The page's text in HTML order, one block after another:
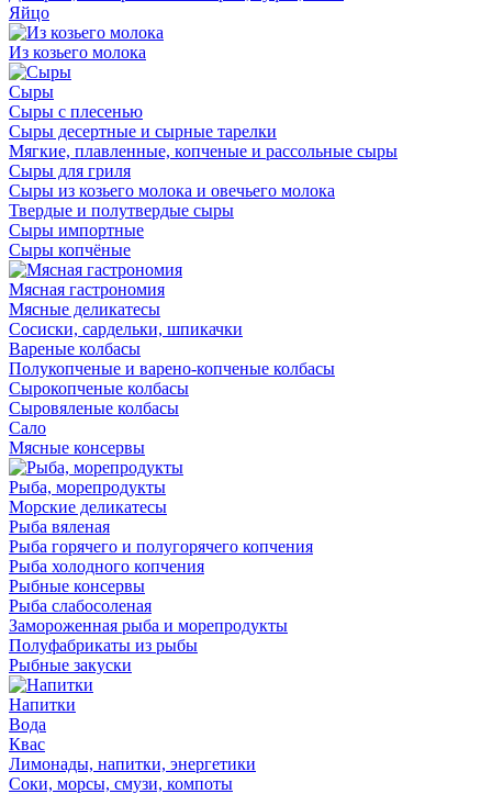
Яйцо
Из козьего молока
Сыры
Сыры с плесенью
Сыры десертные и сырные тарелки
Мягкие, плавленные, копченые и рассольные сыры
Сыры для гриля
Сыры из козьего молока и овечьего молока
Твердые и полутвердые сыры
Сыры импортные
Сыры копчёные
Мясная гастрономия
Мясные деликатесы
Сосиски, сардельки, шпикачки
Вареные колбасы
Полукопченые и варено-копченые колбасы
Сырокопченые колбасы
Сыровяленые колбасы
Сало
Мясные консервы
Рыба, морепродукты
Морские деликатесы
Рыба вяленая
Рыба горячего и полугорячего копчения
Рыба холодного копчения
Рыбные консервы
Рыба слабосоленая
Замороженная рыба и морепродукты
Полуфабрикаты из рыбы
Рыбные закуски
Напитки
Вода
Квас
Лимонады, напитки, энергетики
Соки, морсы, смузи, компоты